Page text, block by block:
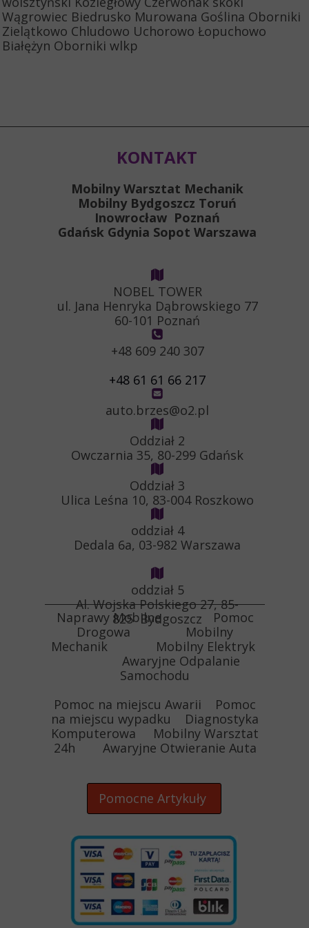
Pomocne Artykuły
KONTAKT
Mobilny Warsztat Mechanik
Mobilny Bydgoszcz Toruń
Inowrocław Poznań
Gdańsk Gdynia Sopot Warszawa
NOBEL TOWER
ul. Jana Henryka Dąbrowskiego 77
60-101 Poznań
+48 609 240 307
+48 61 61 66 217
auto.brzes@o2.pl
Oddział 2
Owczarnia 35, 80-299 Gdańsk
Oddział 3
Ulica Leśna 10, 83-004 Roszkowo
oddział 4
Dedala 6a, 03-982 Warszawa
oddział 5
Al. Wojska Polskiego 27, 85-
825 Bydgoszcz
Naprawy Mobilne Pomoc
Drogowa Mobilny
Mechanik Mobilny Elektryk
Awaryjne Odpalanie
Samochodu
Pomoc na miejscu Awarii Pomoc
na miejscu wypadku Diagnostyka
Komputerowa Mobilny Warsztat
24h Awaryjne Otwieranie Auta
Wągrowiec Biedrusko Murowana Goślina Oborniki
Zielątkowo Chludowo Uchorowo Łopuchowo
Białężyn Oborniki wlkp